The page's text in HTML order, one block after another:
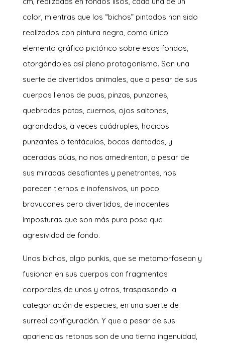
color, mientras que los “bichos” pintados han sido
realizados con pintura negra, como único
elemento gráfico pictórico sobre esos fondos,
otorgándoles así pleno protagonismo. Son una
suerte de divertidos animales, que a pesar de sus
cuerpos llenos de puas, pinzas, punzones,
quebradas patas, cuernos, ojos saltones,
agrandados, a veces cuádruples, hocicos
punzantes o tentáculos, bocas dentadas, y
aceradas púas, no nos amedrentan, a pesar de
sus miradas desafiantes y penetrantes, nos
parecen tiernos e inofensivos, un poco
bravucones pero divertidos, de inocentes
imposturas que son más pura pose que
agresividad de fondo.
Unos bichos, algo punkis, que se metamorfosean y
fusionan en sus cuerpos con fragmentos
corporales de unos y otros, traspasando la
categoriación de especies, en una suerte de
surreal configuración. Y que a pesar de sus
apariencias retonas son de una tierna ingenuidad,